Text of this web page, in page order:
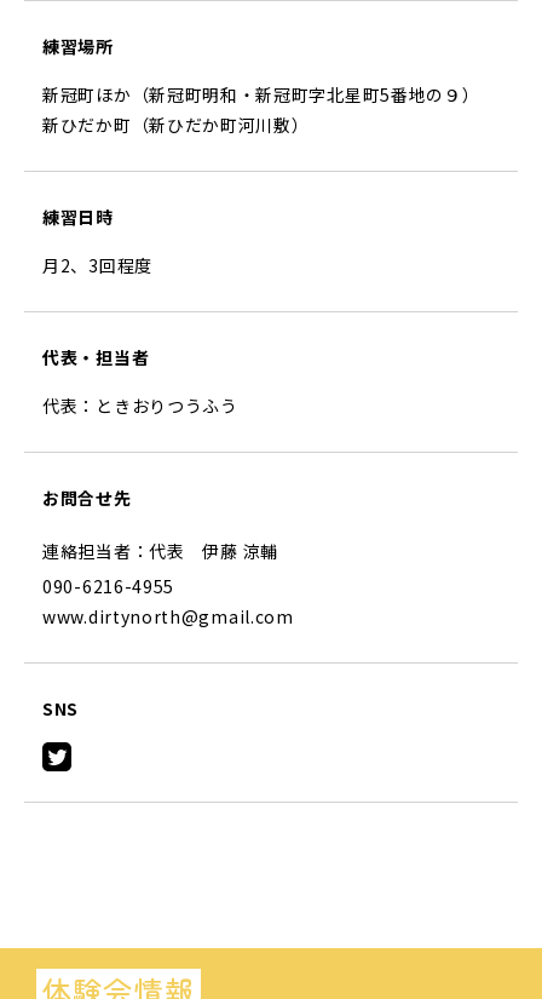
練習場所
新冠町ほか（新冠町明和・新冠町字北星町5番地の９）
新ひだか町（新ひだか町河川敷）
練習日時
月2、3回程度
代表・担当者
代表：ときおりつうふう
お問合せ先
連絡担当者：代表 伊藤 涼輔
090-6216-4955
www.dirtynorth@gmail.com
SNS
体験会情報